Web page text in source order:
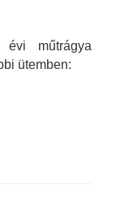
műtrágya
ütemben: